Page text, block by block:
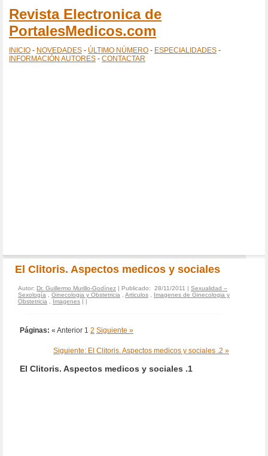
Revista Electronica de
PortalesMedicos.com
INICIO - NOVEDADES - ÚLTIMO NÚMERO - ESPECIALIDADES -
INFORMACIÓN AUTORES - CONTACTAR
El Clitoris. Aspectos medicos y sociales
Autor: Dr. Guillermo Murillo-Godínez | Publicado: 28/11/2011 | Sexualidad –
Sexología
Ginecologia y Obstetricia Articulos
Imagenes de Ginecologia y
Obstetricia
Imagenes | |
Páginas: « Anterior 1 2 Siguiente »
Siguiente: El Clitoris. Aspectos medicos y sociales .2 »
El Clitoris. Aspectos medicos y sociales .1